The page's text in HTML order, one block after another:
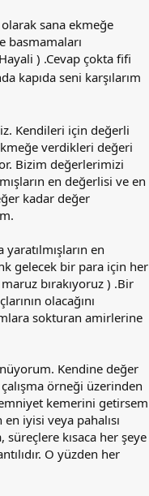
sana ekmeğe
basmamaları
) .Cevap çokta fifi
kapıda seni karşılarım
Kendileri için değerli
verdikleri değeri
Bizim değerlerimizi
en değerlisi ve en
kadar değer
en
gelecek bir para için her
bırakıyoruz ) .Bir
olacağını
sokturan amirlerine
Kendine değer
örneği üzerinden
kemerini getirsem
iyisi veya pahalısı
kısaca her şeye
O yüzden her